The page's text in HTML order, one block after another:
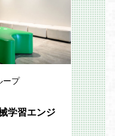
ープ
学習エンジ